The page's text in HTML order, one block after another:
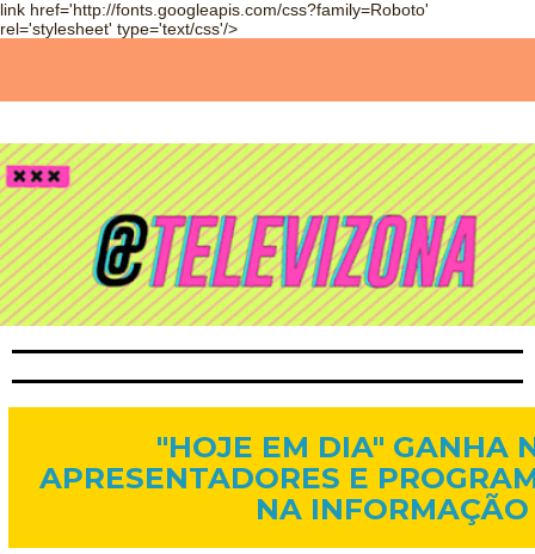
link href='http://fonts.googleapis.com/css?family=Roboto'
rel='stylesheet' type='text/css'/>
"HOJE EM DIA" GANHA
APRESENTADORES E
NA INFORMAÇÃO